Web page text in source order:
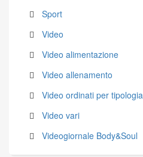
Sport
Video
Video alimentazione
Video allenamento
Video ordinati per tipologia
Video vari
Videogiornale Body&Soul